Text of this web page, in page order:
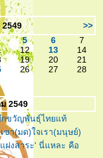
มวัย แก่อย่าง
ะห่ำอย่างไม่
จะเสีย!
จตรงกัน"
...
ม ที่ไม่มีอะไร
วามจริงใจ!
จตรงกัน"
ของหนังสั้นที่
ๆอยู่ในนั้น
มศักดิ์ศรีที่ได้
>>
5 6
7
12 13
14
19 20
21
26 27
28
2549
กขวัญพันธุ์ไทยแท้
ขา(มด)ใจเรา(มนุษย์)
ฝงสาระ' นี่แหละ คือ